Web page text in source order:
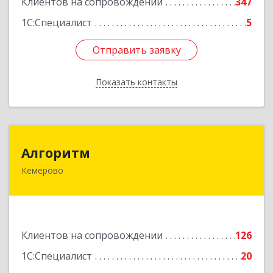
1С:Специалист
5
Отправить заявку
Показать контакты
Отправить заявку
Назад
Алгоритм
Кемерово
Клиентов на сопровождении
126
1С:Специалист
20